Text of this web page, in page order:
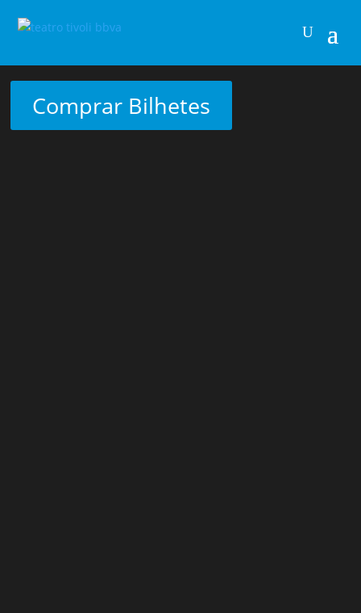
Comprar Bilhetes